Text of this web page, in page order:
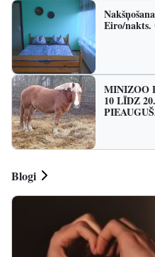
Eiro/nakts.
MINIZOO
10 LĪDZ
Blogi